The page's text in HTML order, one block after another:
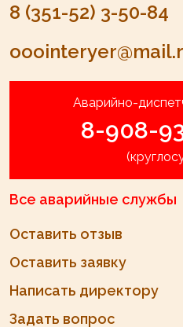
8 (351-52) 3-50-84
Аварийно-
8-908-
Все аварийные службы
Оставить отзыв
Оставить заявку
Написать директору
Задать вопрос